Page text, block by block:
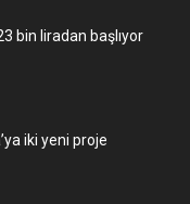
bin liradan başlıyor
iki yeni proje